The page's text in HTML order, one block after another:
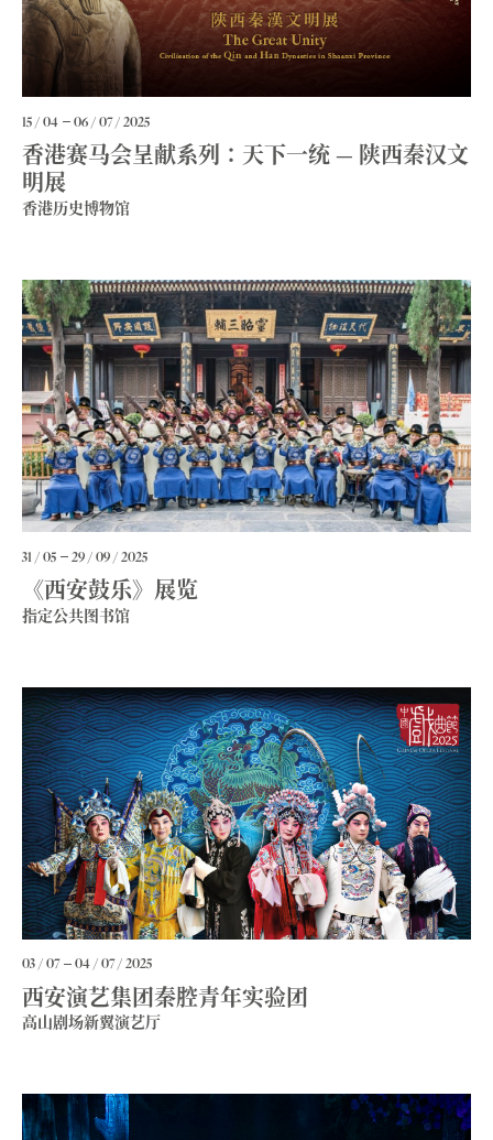
15 / 04 06 / 07 / 2025
香港赛马会呈献系列：天下一统 — 陕西秦汉文
明展
香港历史博物馆
31 / 05 29 / 09 / 2025
《西安鼓乐》展览
指定公共图书馆
03 / 07 04 / 07 / 2025
西安演艺集团秦腔青年实验团
高山剧场新翼演艺厅